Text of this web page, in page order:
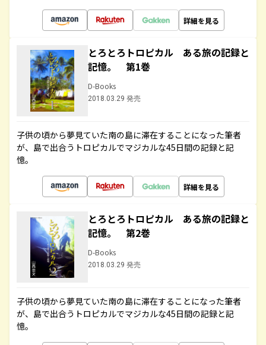
詳細を見る
とろとろトロピカル ある旅の記録と
記憶。 第1巻
D-Books
2018.03.29 発売
子供の頃から夢見ていた南の島に滞在することになった筆者
が、島で出合うトロピカルでマジカルな45日間の記録と記
憶。
詳細を見る
とろとろトロピカル ある旅の記録と
記憶。 第2巻
D-Books
2018.03.29 発売
子供の頃から夢見ていた南の島に滞在することになった筆者
が、島で出合うトロピカルでマジカルな45日間の記録と記
憶。